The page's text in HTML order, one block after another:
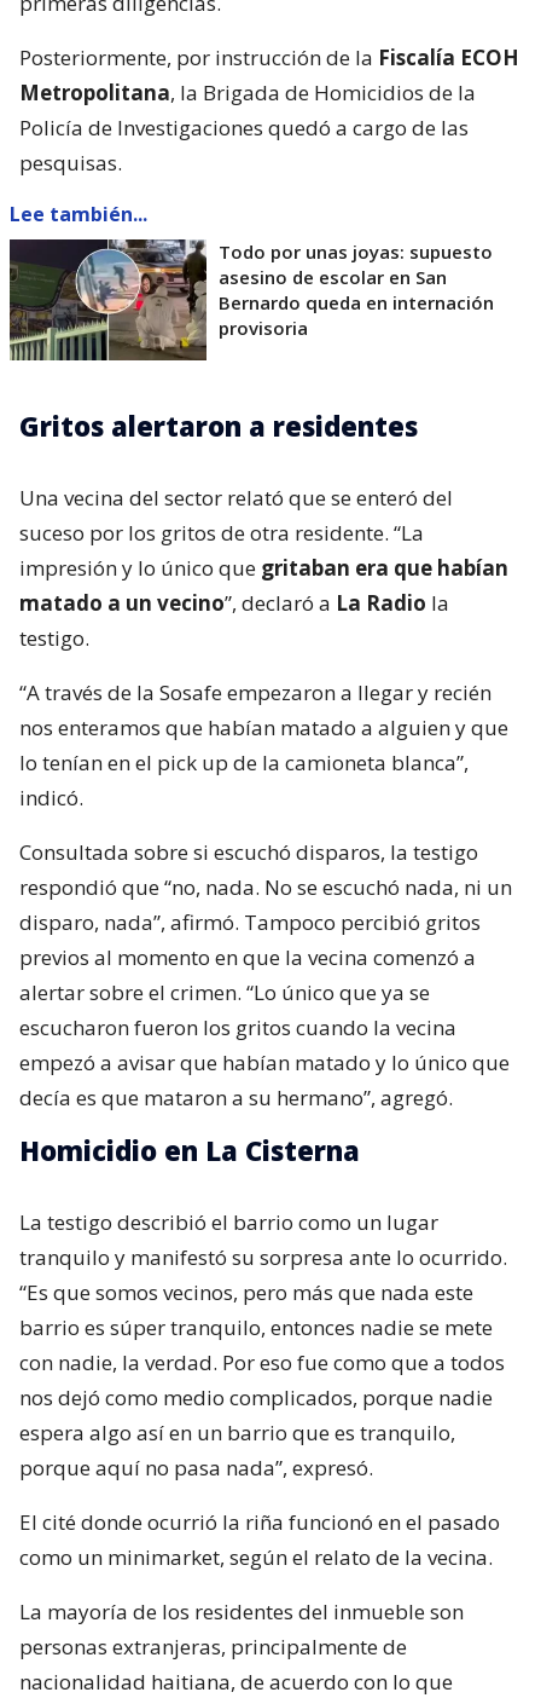
Posteriormente, por instrucción de la Fiscalía ECOH
Metropolitana, la Brigada de Homicidios de la
Policía de Investigaciones quedó a cargo de las
pesquisas.
Lee también...
Todo por unas joyas: supuesto
asesino de escolar en San
Bernardo queda en internación
provisoria
Gritos alertaron a residentes
Una vecina del sector relató que se enteró del
suceso por los gritos de otra residente. “La
impresión y lo único que gritaban era que habían
matado a un vecino”, declaró a La Radio la
testigo.
“A través de la Sosafe empezaron a llegar y recién
nos enteramos que habían matado a alguien y que
lo tenían en el pick up de la camioneta blanca”,
indicó.
Consultada sobre si escuchó disparos, la testigo
respondió que “no, nada. No se escuchó nada, ni un
disparo, nada”, afirmó. Tampoco percibió gritos
previos al momento en que la vecina comenzó a
alertar sobre el crimen. “Lo único que ya se
escucharon fueron los gritos cuando la vecina
empezó a avisar que habían matado y lo único que
decía es que mataron a su hermano”, agregó.
Homicidio en La Cisterna
La testigo describió el barrio como un lugar
tranquilo y manifestó su sorpresa ante lo ocurrido.
“Es que somos vecinos, pero más que nada este
barrio es súper tranquilo, entonces nadie se mete
con nadie, la verdad. Por eso fue como que a todos
nos dejó como medio complicados, porque nadie
espera algo así en un barrio que es tranquilo,
porque aquí no pasa nada”, expresó.
El cité donde ocurrió la riña funcionó en el pasado
como un minimarket, según el relato de la vecina.
La mayoría de los residentes del inmueble son
personas extranjeras, principalmente de
nacionalidad haitiana, de acuerdo con lo que